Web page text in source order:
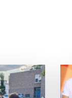
SO